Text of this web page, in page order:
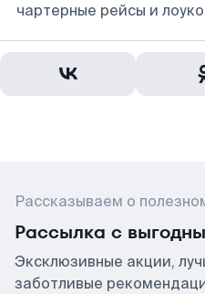
чартерные рейсы и
Рассказываем о
Рассылка с
Эксклюзивные акции,
заботливые